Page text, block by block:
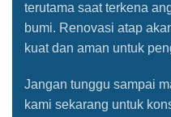
terutama saat terkena
bumi. Renovasi atap
kuat dan aman untuk
Jangan tunggu sampai
kami sekarang untuk